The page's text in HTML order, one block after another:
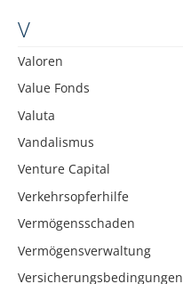
V
Valoren
Value Fonds
Valuta
Vandalismus
Venture Capital
Verkehrsopferhilfe
Vermögensschaden
Vermögensverwaltung
Versicherungsbedingungen